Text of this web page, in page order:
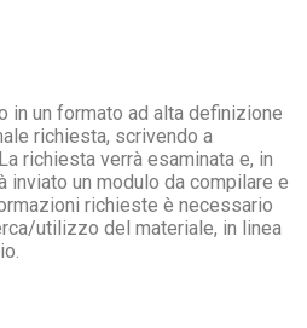
in un formato ad alta definizione
richiesta, scrivendo a
richiesta verrà esaminata e, in
inviato un modulo da compilare e
richieste è necessario
utilizzo del materiale, in linea